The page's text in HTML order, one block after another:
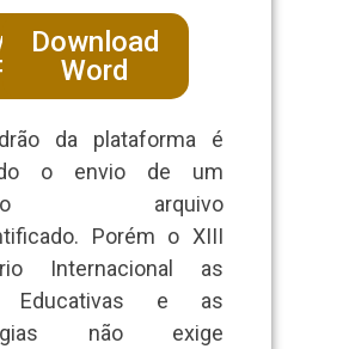
Download
Word
da plataforma é
o envio de um
arquivo
Porém o XIII
Internacional as
Educativas e as
não exige